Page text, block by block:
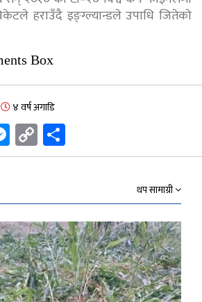
हराउँदै इङ्ग्ल्यान्डले उपाधि जितेकाे
Box
४ वर्ष अगाडि
Messenger
Copy
Link
थप सामाग्री